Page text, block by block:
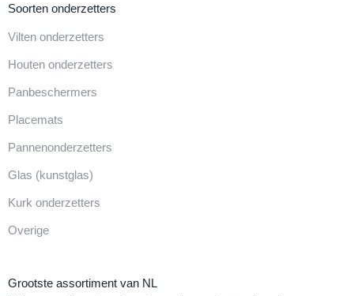
Soorten onderzetters
Vilten onderzetters
Houten onderzetters
Panbeschermers
Placemats
Pannenonderzetters
Glas (kunstglas)
Kurk onderzetters
Overige
Grootste assortiment van NL